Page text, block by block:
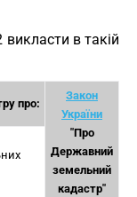
в такій
про:
Закон
України
"Про
Державний
земельний
кадастр"